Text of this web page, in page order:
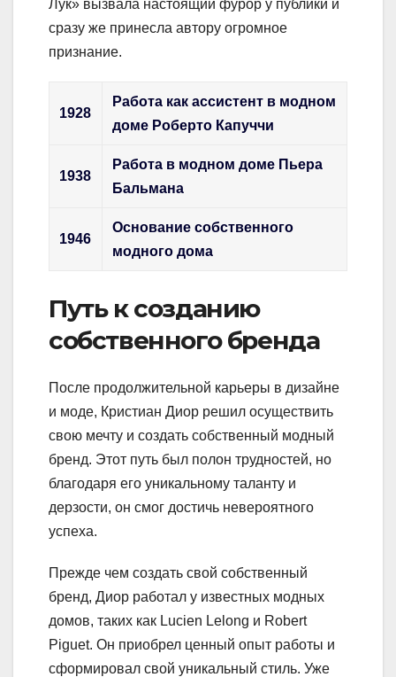
Лук» вызвала настоящий фурор у публики и
сразу же принесла автору огромное
признание.
1928
Работа как ассистент в модном
доме Роберто Капуччи
1938
Работа в модном доме Пьера
Бальмана
1946
Основание собственного
модного дома
Путь к созданию
собственного бренда
После продолжительной карьеры в дизайне
и моде, Кристиан Диор решил осуществить
свою мечту и создать собственный модный
бренд. Этот путь был полон трудностей, но
благодаря его уникальному таланту и
дерзости, он смог достичь невероятного
успеха.
Прежде чем создать свой собственный
бренд, Диор работал у известных модных
домов, таких как Lucien Lelong и Robert
Piguet. Он приобрел ценный опыт работы и
сформировал свой уникальный стиль. Уже